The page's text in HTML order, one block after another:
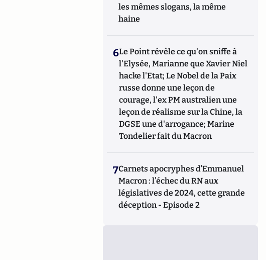
les mêmes slogans, la même
haine
6Le Point révèle ce qu'on sniffe à
l'Elysée, Marianne que Xavier Niel
hacke l'Etat; Le Nobel de la Paix
russe donne une leçon de
courage, l'ex PM australien une
leçon de réalisme sur la Chine, la
DGSE une d'arrogance; Marine
Tondelier fait du Macron
7Carnets apocryphes d’Emmanuel
Macron : l’échec du RN aux
législatives de 2024, cette grande
déception - Episode 2